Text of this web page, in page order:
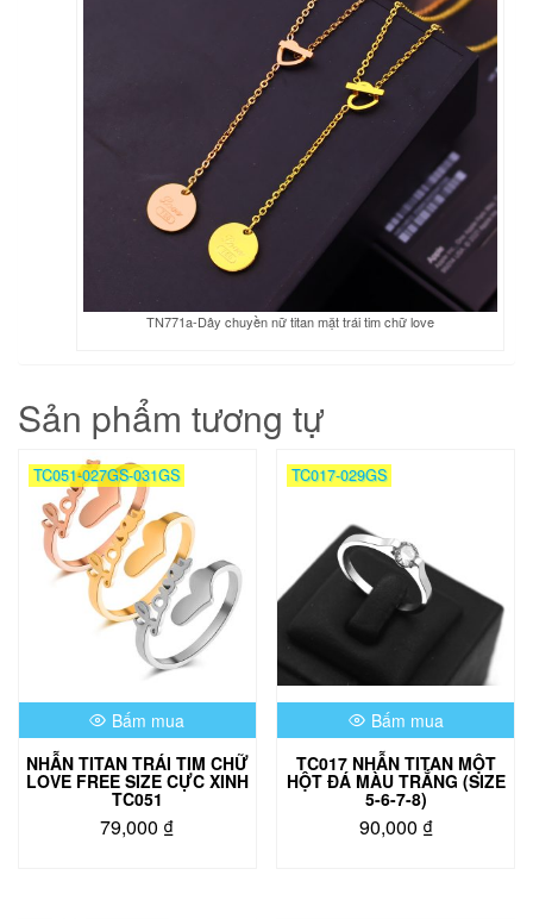
TN771a-Dây chuyền nữ titan mặt trái tim chữ love
Sản phẩm tương tự
TC051-027GS-031GS
Bấm mua
NHẪN TITAN TRÁI TIM CHỮ
LOVE FREE SIZE CỰC XINH
TC051
79,000 ₫
TC017-029GS
Bấm mua
TC017 NHẪN TITAN MỘT
HỘT ĐÁ MÀU TRẮNG (SIZE
5-6-7-8)
90,000 ₫